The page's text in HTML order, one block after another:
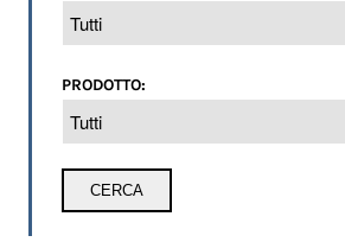
PRODOTTO: